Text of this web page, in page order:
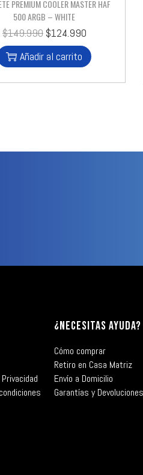
PREMIUM COOLER MASTER HAF
500 ARGB – WHITE
$149.990 $124.990
Añadir al carrito
¿NECESITAS AYUDA?
Cómo comprar
Retiro en Casa Matriz
Envío a Domicilio
Garantías y Devoluciones